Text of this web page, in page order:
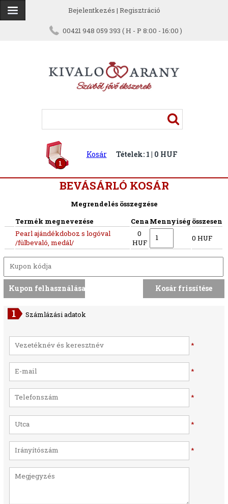
Bejelentkezés | Regisztráció
00421 948 059 393 ( H - P 8:00 - 16:00 )
1
Kosár Tételek: 1 | 0 HUF
BEVÁSÁRLÓ KOSÁR
Megrendelés összegzése
Termék megnevezése
CenaMennyiség összesen
Pearl ajándékdoboz s logóval
/fülbevaló, medál/
0
HUF
0 HUF
Számlázási adatok
*
*
*
*
*